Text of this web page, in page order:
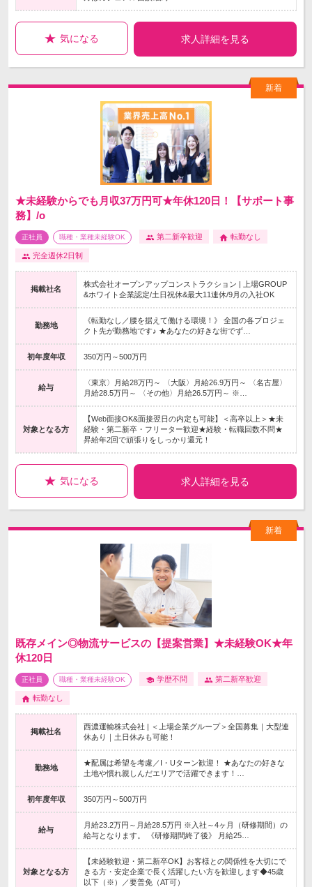
気になる 求人詳細を見る
★未経験からでも月収37万円可★年休120日！【サポート事
務】/o
正社員 職種・業種未経験OK 第二新卒歓迎 転勤なし
完全週休2日制
掲載社名
株式会社オープンアップコンストラクション | 上場GROUP
&ホワイト企業認定/土日祝休&最大11連休/9月の入社OK
勤務地
《転勤なし／腰を据えて働ける環境！》 全国の各プロジェ
クト先が勤務地です♪ ★あなたの好きな街でず…
初年度年収 350万円～500万円
給与
〈東京〉月給28万円～ 〈大阪〉月給26.9万円～ 〈名古屋〉
月給28.5万円～ 〈その他〉月給26.5万円～ ※…
対象となる方
【Web面接OK&面接翌日の内定も可能】＜高卒以上＞★未
経験・第二新卒・フリーター歓迎★経験・転職回数不問★
昇給年2回で頑張りをしっかり還元！
気になる 求人詳細を見る
既存メイン◎物流サービスの【提案営業】★未経験OK★年
休120日
正社員 職種・業種未経験OK 学歴不問 第二新卒歓迎
転勤なし
掲載社名
西濃運輸株式会社 | ＜上場企業グループ＞全国募集｜大型連
休あり｜土日休みも可能！
勤務地
★配属は希望を考慮／I・Uターン歓迎！ ★あなたの好きな
土地や慣れ親しんだエリアで活躍できます！…
初年度年収 350万円～500万円
給与
月給23.2万円～月給28.5万円 ※入社～4ヶ月（研修期間）の
給与となります。 《研修期間終了後》 月給25…
対象となる方
【未経験歓迎・第二新卒OK】お客様との関係性を大切にで
きる方・安定企業で長く活躍したい方を歓迎します◆45歳
以下（※）／要普免（AT可）